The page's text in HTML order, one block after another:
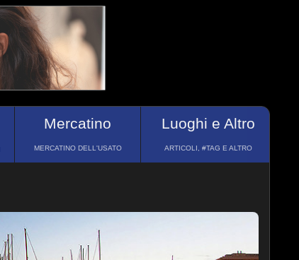
Mercatino
MERCATINO DELL'USATO
Luoghi e Altro
ARTICOLI, #TAG E ALTRO